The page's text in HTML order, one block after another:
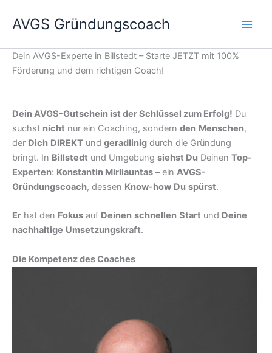
InhaltAVGS Gründungscoach
Dein AVGS-Experte in Billstedt – Starte JETZT mit 100%
Förderung und dem richtigen Coach!
Dein AVGS-Gutschein ist der Schlüssel zum Erfolg! Du
suchst nicht nur ein Coaching, sondern den Menschen,
der Dich DIREKT und geradlinig durch die Gründung
bringt. In Billstedt und Umgebung siehst Du Deinen Top-
Experten: Konstantin Mirliauntas – ein AVGS-
Gründungscoach, dessen Know-how Du spürst.
Er hat den Fokus auf Deinen schnellen Start und Deine
nachhaltige Umsetzungskraft.
Die Kompetenz des Coaches